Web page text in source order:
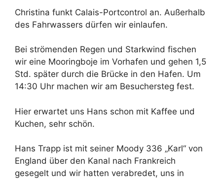
Christina funkt Calais-Portcontrol an. Außerhalb
des Fahrwassers dürfen wir einlaufen.
Bei strömenden Regen und Starkwind fischen
wir eine Mooringboje im Vorhafen und gehen 1,5
Std. später durch die Brücke in den Hafen. Um
14:30 Uhr machen wir am Besuchersteg fest.
Hier erwartet uns Hans schon mit Kaffee und
Kuchen, sehr schön.
Hans Trapp ist mit seiner Moody 336 „Karl“ von
England über den Kanal nach Frankreich
gesegelt und wir hatten verabredet, uns in